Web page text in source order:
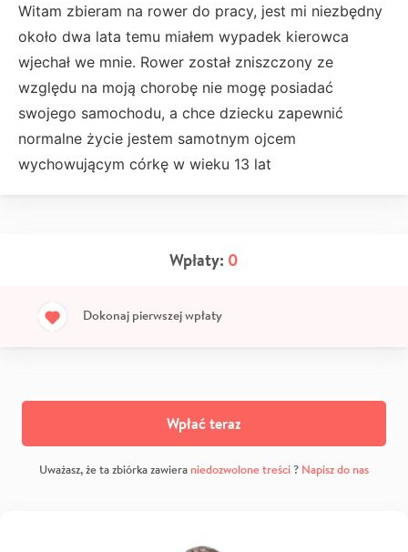
Witam zbieram na rower do pracy, jest mi niezbędny
około dwa lata temu miałem wypadek kierowca
wjechał we mnie. Rower został zniszczony ze
względu na moją chorobę nie mogę posiadać
swojego samochodu, a chce dziecku zapewnić
normalne życie jestem samotnym ojcem
wychowującym córkę w wieku 13 lat
Wpłaty: 0
Dokonaj pierwszej wpłaty
Wpłać teraz
Uważasz, że ta zbiórka zawiera niedozwolone treści? Napisz do nas